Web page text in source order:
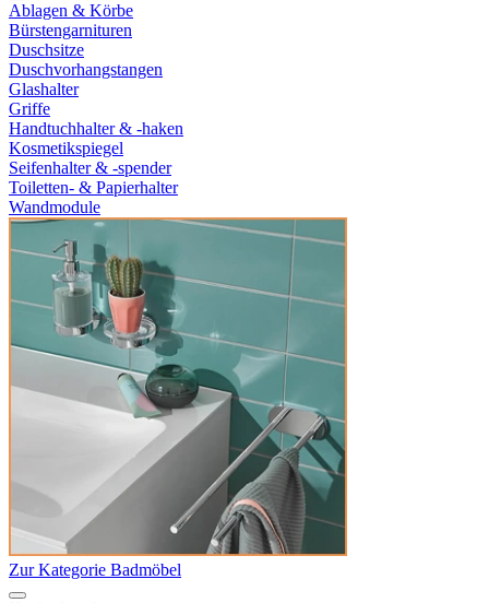
Ablagen & Körbe
Bürstengarnituren
Duschsitze
Duschvorhangstangen
Glashalter
Griffe
Handtuchhalter & -haken
Kosmetikspiegel
Seifenhalter & -spender
Toiletten- & Papierhalter
Wandmodule
Zur Kategorie Badmöbel